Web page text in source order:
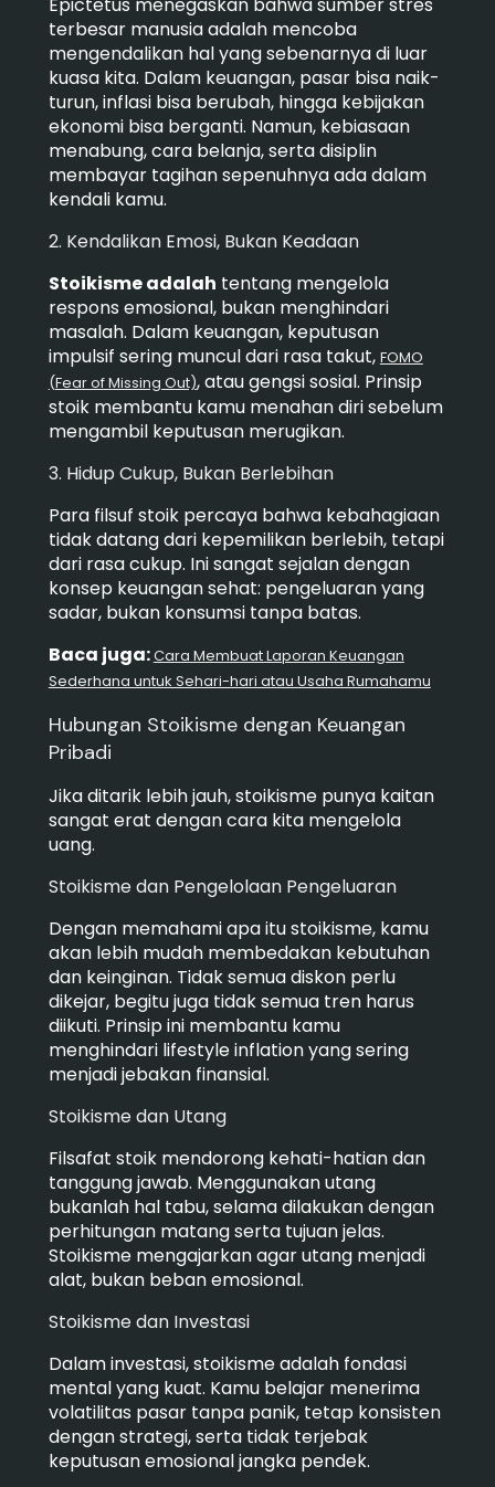
terbesar manusia adalah mencoba
mengendalikan hal yang sebenarnya di luar
kuasa kita. Dalam keuangan, pasar bisa naik-
turun, inflasi bisa berubah, hingga kebijakan
ekonomi bisa berganti. Namun, kebiasaan
menabung, cara belanja, serta disiplin
membayar tagihan sepenuhnya ada dalam
kendali kamu.
2. Kendalikan Emosi, Bukan Keadaan
Stoikisme adalah tentang mengelola
respons emosional, bukan menghindari
masalah. Dalam keuangan, keputusan
impulsif sering muncul dari rasa takut, FOMO
(Fear of Missing Out), atau gengsi sosial. Prinsip
stoik membantu kamu menahan diri sebelum
mengambil keputusan merugikan.
3. Hidup Cukup, Bukan Berlebihan
Para filsuf stoik percaya bahwa kebahagiaan
tidak datang dari kepemilikan berlebih, tetapi
dari rasa cukup. Ini sangat sejalan dengan
konsep keuangan sehat: pengeluaran yang
sadar, bukan konsumsi tanpa batas.
Baca juga:Cara Membuat Laporan Keuangan
Sederhana untuk Sehari-hari atau Usaha Rumahamu
Hubungan Stoikisme dengan Keuangan
Pribadi
Jika ditarik lebih jauh, stoikisme punya kaitan
sangat erat dengan cara kita mengelola
uang.
Stoikisme dan Pengelolaan Pengeluaran
Dengan memahami apa itu stoikisme, kamu
akan lebih mudah membedakan kebutuhan
dan keinginan. Tidak semua diskon perlu
dikejar, begitu juga tidak semua tren harus
diikuti. Prinsip ini membantu kamu
menghindari lifestyle inflation yang sering
menjadi jebakan finansial.
Stoikisme dan Utang
Filsafat stoik mendorong kehati-hatian dan
tanggung jawab. Menggunakan utang
bukanlah hal tabu, selama dilakukan dengan
perhitungan matang serta tujuan jelas.
Stoikisme mengajarkan agar utang menjadi
alat, bukan beban emosional.
Stoikisme dan Investasi
Dalam investasi, stoikisme adalah fondasi
mental yang kuat. Kamu belajar menerima
volatilitas pasar tanpa panik, tetap konsisten
dengan strategi, serta tidak terjebak
keputusan emosional jangka pendek.